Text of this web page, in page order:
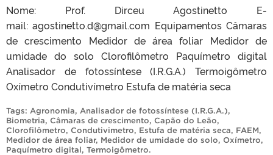
Nome: Prof. Dirceu Agostinetto E-
mail: agostinetto.d@gmail.com Equipamentos Câmaras
de crescimento Medidor de área foliar Medidor de
umidade do solo Clorofilômetro Paquímetro digital
Analisador de fotossíntese (I.R.G.A.) Termoigômetro
Oxímetro Condutivímetro Estufa de matéria seca
Tags: Agronomia, Analisador de fotossíntese (I.R.G.A.),
Biometria, Câmaras de crescimento, Capão do Leão,
Clorofilômetro, Condutivimetro, Estufa de matéria seca, FAEM,
Medidor de área foliar, Medidor de umidade do solo, Oxímetro,
Paquímetro digital, Termoigômetro.